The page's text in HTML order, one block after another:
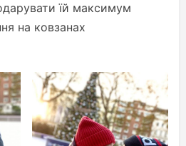
їй максимум
на ковзанах